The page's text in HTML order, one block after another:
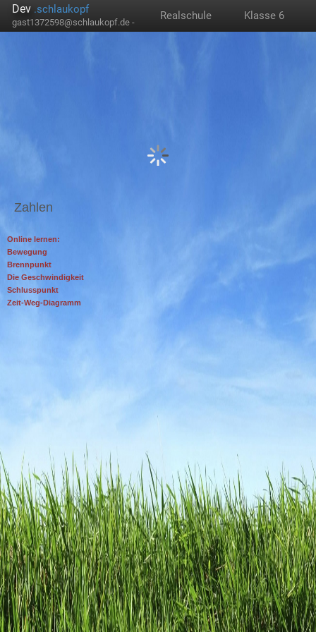
Dev .schlaukopf
gast1372598@schlaukopf.de -
Realschule Klasse 6
Zahlen
Online lernen:
Bewegung
Brennpunkt
Die Geschwindigkeit
Schlusspunkt
Zeit-Weg-Diagramm